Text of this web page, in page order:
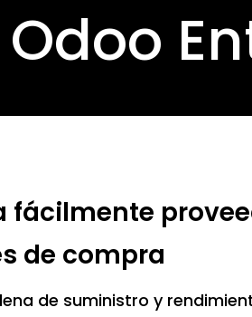
Odoo
fácilmente
de compra
de suministro y